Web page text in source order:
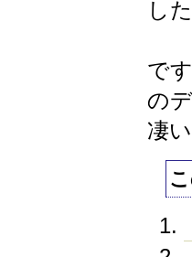
し
で
の
凄